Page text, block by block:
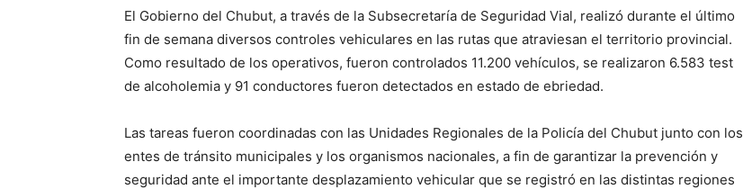
El Gobierno del Chubut, a través de la Subsecretaría de Seguridad Vial, realizó durante el último
fin de semana diversos controles vehiculares en las rutas que atraviesan el territorio provincial.
Como resultado de los operativos, fueron controlados 11.200 vehículos, se realizaron 6.583 test
de alcoholemia y 91 conductores fueron detectados en estado de ebriedad.
Las tareas fueron coordinadas con las Unidades Regionales de la Policía del Chubut junto con los
entes de tránsito municipales y los organismos nacionales, a fin de garantizar la prevención y
seguridad ante el importante desplazamiento vehicular que se registró en las distintas regiones